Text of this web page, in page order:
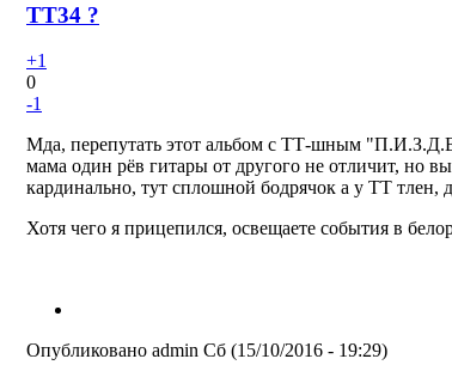
TT34 ?
+1
0
-1
Мда, перепутать этот альбом с ТТ-шным
мама один рёв гитары от другого не отличит,
кардинально, тут сплошной бодрячок а у ТТ тлен,
Хотя чего я прицепился, освещаете события в
Опубликовано admin Сб (15/10/2016 - 19:29)